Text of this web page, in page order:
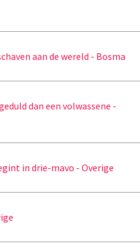
aan de wereld - Bosma
dan een volwassene -
in drie-mavo - Overige